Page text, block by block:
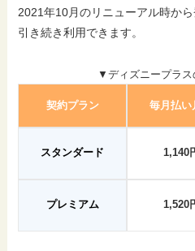
2021年10月のリニューアル時か
引き続き利用できます。
▼ディズニープラス
契約プラン 毎月払い
スタンダード 1,140
プレミアム 1,520